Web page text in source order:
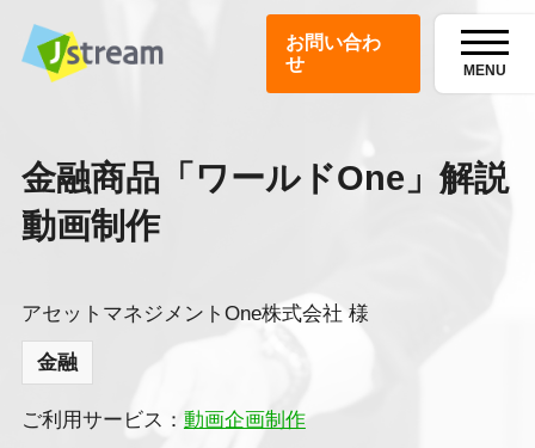
お問い合わ
せ
MENU
金融商品「ワールドOne」解説
動画制作
アセットマネジメントOne株式会社 様
金融
ご利用サービス： 動画企画制作